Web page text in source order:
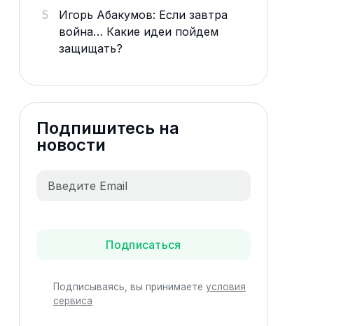
5
Игорь Абакумов: Если завтра
война… Какие идеи пойдем
защищать?
Подпишитесь на
новости
Подписаться
Подписываясь, вы принимаете условия
сервиса